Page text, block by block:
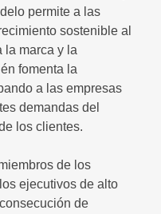
permite a las
sostenible al
la marca y la
fomenta la
a las empresas
demandas del
los clientes.
de los
ejecutivos de alto
de